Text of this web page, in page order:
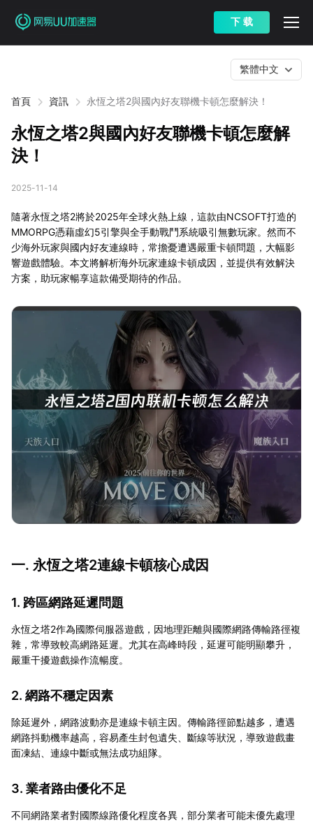
下 载
首頁 資訊 永恆之塔2與國內好友聯機卡頓怎麼解決！
繁體中文
永恆之塔2與國內好友聯機卡頓怎麼解
決！
2025-11-14
隨著永恆之塔2將於2025年全球火熱上線，這款由NCSOFT打造的
MMORPG憑藉虛幻5引擎與全手動戰鬥系統吸引無數玩家。然而不
少海外玩家與國内好友連線時，常擔憂遭遇嚴重卡頓問題，大幅影
響遊戲體驗。本文將解析海外玩家連線卡頓成因，並提供有效解決
方案，助玩家暢享這款備受期待的作品。
一. 永恆之塔2連線卡頓核心成因
1. 跨區網路延遲問題
永恆之塔2作為國際伺服器遊戲，因地理距離與國際網路傳輸路徑複
雜，常導致較高網路延遲。尤其在高峰時段，延遲可能明顯攀升，
嚴重干擾遊戲操作流暢度。
2. 網路不穩定因素
除延遲外，網路波動亦是連線卡頓主因。傳輸路徑節點越多，遭遇
網路抖動機率越高，容易產生封包遺失、斷線等狀況，導致遊戲畫
面凍結、連線中斷或無法成功組隊。
3. 業者路由優化不足
不同網路業者對國際線路優化程度各異，部分業者可能未優先處理